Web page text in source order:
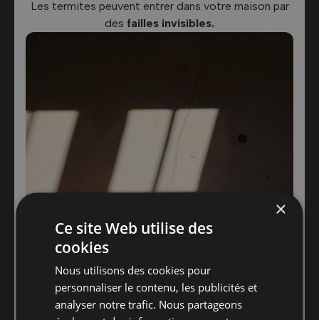
Les termites peuvent entrer dans votre maison par
des failles invisibles.
Conseils :
Évitez les plantes grimpantessur les murs,
elles peuvent fissurer les façades et offrir un
passage aux termites.
×
Ce site Web utilise des
cookies
Nous utilisons des cookies pour
personnaliser le contenu, les publicités et
analyser notre trafic. Nous partageons